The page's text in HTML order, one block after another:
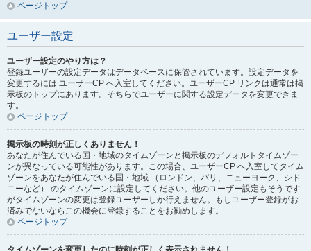
ページトップ
ユーザー設定
ユーザー設定のやり方は？
登録ユーザーの設定データはデータベースに保管されています。設定データを
変更するには ユーザーCP へ入室してください。ユーザーCP リンクは通常は掲
示板のトップにあります。そちらでユーザーに関する設定データを変更できま
す。
ページトップ
掲示板の時刻が正しくありません！
あなたが住んでいる国・地域のタイムゾーンと掲示板のデフォルトタイムゾー
ンが異なっている可能性があります。この場合、ユーザーCP へ入室してタイム
ゾーンをあなたが住んでいる国・地域 （ロンドン、パリ、ニューヨーク、シド
ニーなど） のタイムゾーンに設定してください。他のユーザー設定もそうです
がタイムゾーンの変更は登録ユーザーしか行えません。もしユーザー登録がお
済みでないならこの機会に登録することをお勧めします。
ページトップ